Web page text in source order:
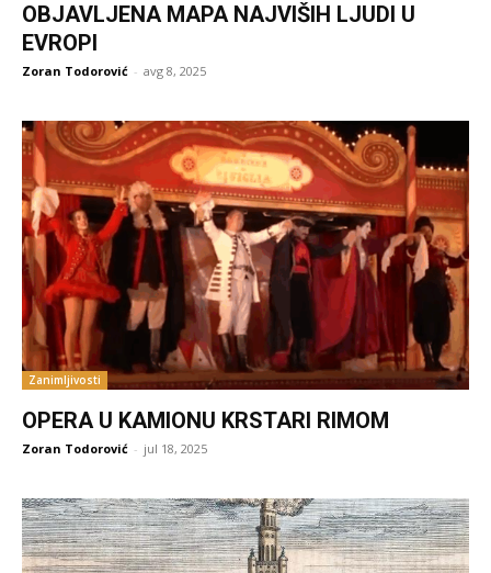
OBJAVLJENA MAPA NAJVIŠIH LJUDI U
EVROPI
Zoran Todorović - avg 8, 2025
Zanimljivosti
OPERA U KAMIONU KRSTARI RIMOM
Zoran Todorović - jul 18, 2025